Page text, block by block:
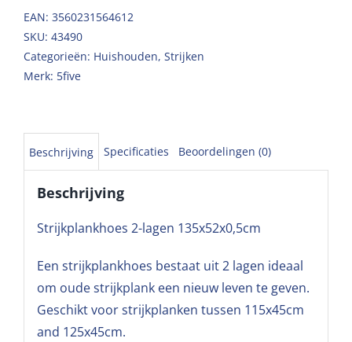
EAN: 3560231564612
SKU: 43490
Categorieën: Huishouden, Strijken
Merk: 5five
Beschrijving Specificaties Beoordelingen (0)
Beschrijving
Strijkplankhoes 2-lagen 135x52x0,5cm
Een strijkplankhoes bestaat uit 2 lagen ideaal
om oude strijkplank een nieuw leven te geven.
Geschikt voor strijkplanken tussen 115x45cm
and 125x45cm.